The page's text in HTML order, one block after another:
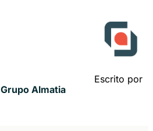
Escrito por
Grupo Almatia